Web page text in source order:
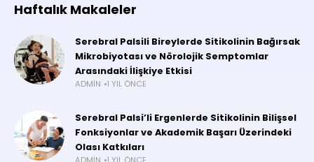
Haftalık Makaleler
Serebral Palsili Bireylerde Sitikolinin Bağırsak
Mikrobiyotası ve Nörolojik Semptomlar
Arasındaki İlişkiye Etkisi
ADMIN 1 YIL ÖNCE
Serebral Palsi’li Ergenlerde Sitikolinin Bilişsel
Fonksiyonlar ve Akademik Başarı Üzerindeki
Olası Katkıları